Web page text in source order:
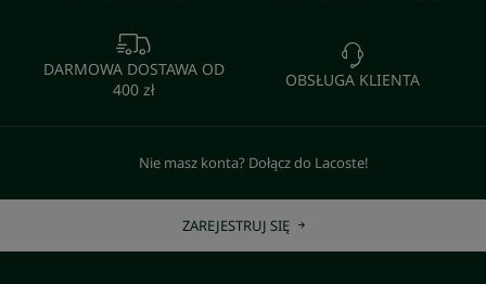
DARMOWA DOSTAWA OD
400 zł
OBSŁUGA KLIENTA
Nie masz konta? Dołącz do Lacoste!
ZAREJESTRUJ SIĘ